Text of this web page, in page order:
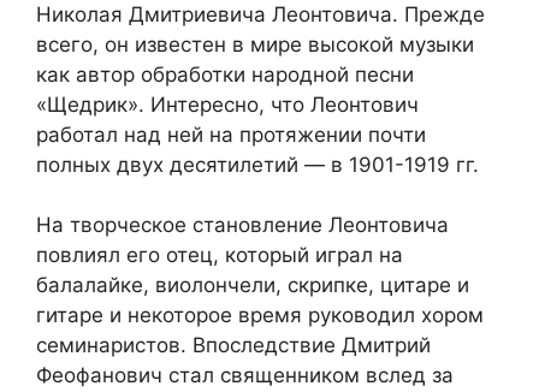
Николая Дмитриевича Леонтовича. Прежде
всего, он известен в мире высокой музыки
как автор обработки народной песни
«Щедрик». Интересно, что Леонтович
работал над ней на протяжении почти
полных двух десятилетий — в 1901-1919 гг.
На творческое становление Леонтовича
повлиял его отец, который играл на
балалайке, виолончели, скрипке, цитаре и
гитаре и некоторое время руководил хором
семинаристов. Впоследствие Дмитрий
Феофанович стал священником вслед за